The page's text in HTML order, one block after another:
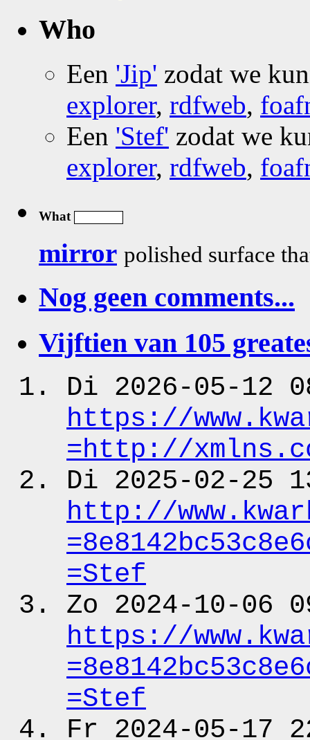
Who
Een 'Jip' zodat we
explorer, rdfweb,
Een 'Stef' zodat we
explorer, rdfweb,
What
mirror polished surface
Nog geen comments...
Vijftien van 105
Di 2026-05-12
https: //
=http: //
Di 2025-02-25
http: //
=Stef
Zo 2024-10-06
https: //
=Stef
Fr 2024-05-17